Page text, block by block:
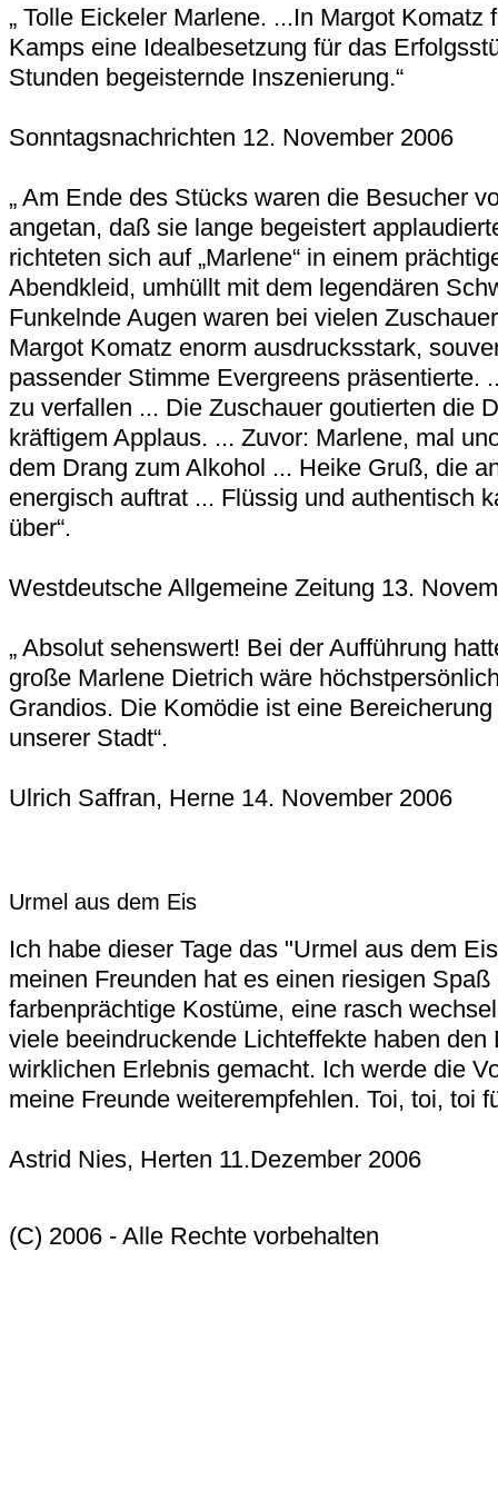
„ Tolle Eickeler Marlene. ...In Margot Komatz
Kamps eine Idealbesetzung für das
Stunden begeisternde Inszenierung.“
Sonntagsnachrichten 12. November 2006
„ Am Ende des Stücks waren die Besucher
angetan, daß sie lange begeistert
richteten sich auf „Marlene“ in einem
Abendkleid, umhüllt mit dem legendären
Funkelnde Augen waren bei vielen
Margot Komatz enorm ausdrucksstark,
passender Stimme Evergreens präsentierte.
zu verfallen ... Die Zuschauer goutierten die
kräftigem Applaus. ... Zuvor: Marlene, mal
dem Drang zum Alkohol ... Heike Gruß, die
energisch auftrat ... Flüssig und authentisch
über“.
Westdeutsche Allgemeine Zeitung 13.
„ Absolut sehenswert! Bei der Aufführung
große Marlene Dietrich wäre
Grandios. Die Komödie ist eine
unserer Stadt“.
Ulrich Saffran, Herne 14. November 2006
Urmel aus dem Eis
Ich habe dieser Tage das "Urmel aus dem
meinen Freunden hat es einen riesigen
farbenprächtige Kostüme, eine rasch
viele beeindruckende Lichteffekte haben den
wirklichen Erlebnis gemacht. Ich werde die
meine Freunde weiterempfehlen. Toi, toi, toi
Astrid Nies, Herten 11.Dezember 2006
(C) 2006 - Alle Rechte vorbehalten